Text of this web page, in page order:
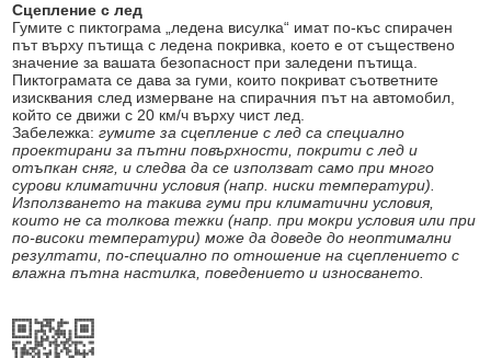
Сцепление с лед
Гумите с пиктограма „ледена висулка“ имат по-къс спирачен
път върху пътища с ледена покривка, което е от съществено
значение за вашата безопасност при заледени пътища.
Пиктограмата се дава за гуми, които покриват съответните
изисквания след измерване на спирачния път на автомобил,
който се движи с 20 км/ч върху чист лед.
Забележка:гумите за сцепление с лед са специално
проектирани за пътни повърхности, покрити с лед и
отъпкан сняг, и следва да се използват само при много
сурови климатични условия (напр. ниски температури).
Използването на такива гуми при климатични условия,
които не са толкова тежки (напр. при мокри условия или при
по-високи температури) може да доведе до неоптимални
резултати, по-специално по отношение на сцеплението с
влажна пътна настилка, поведението и износването.